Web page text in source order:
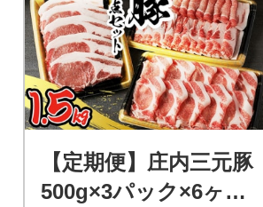
【定期便】庄内三元豚
500g×3パック×6ヶ月